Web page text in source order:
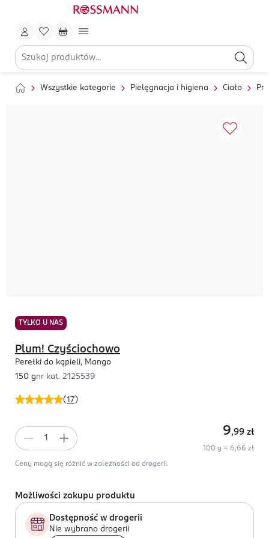
Wszystkie kategorie Pielęgnacja i higiena Ciało
TYLKO U NAS
(17)
Plum! Czyściochowo
Perełki do kąpieli, Mango
150 gnr kat. 2125539
9,99 zł
100 g = 6,66 zł
Ceny mogą się różnić w zależności od drogerii.
Możliwości zakupu produktu
Dostępność w drogerii
Nie wybrano drogerii